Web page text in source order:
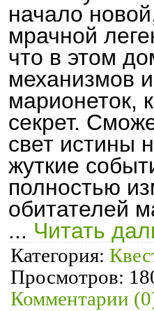
начало
мрачной
что в этом
механизмов
марионеток,
секрет.
свет истины
жуткие
полностью
обитателей
... Читать
Категория:
Просмотров:
Комментарии